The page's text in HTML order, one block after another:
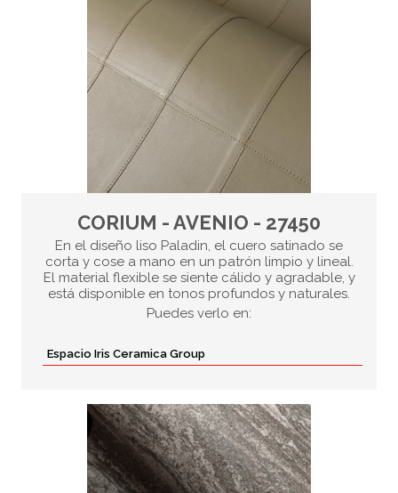
CORIUM - AVENIO - 27450
En el diseño liso Paladin, el cuero satinado se
corta y cose a mano en un patrón limpio y lineal.
El material flexible se siente cálido y agradable, y
está disponible en tonos profundos y naturales.
Puedes verlo en:
Espacio Iris Ceramica Group